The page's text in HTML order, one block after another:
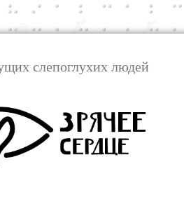
слепоглухих людей